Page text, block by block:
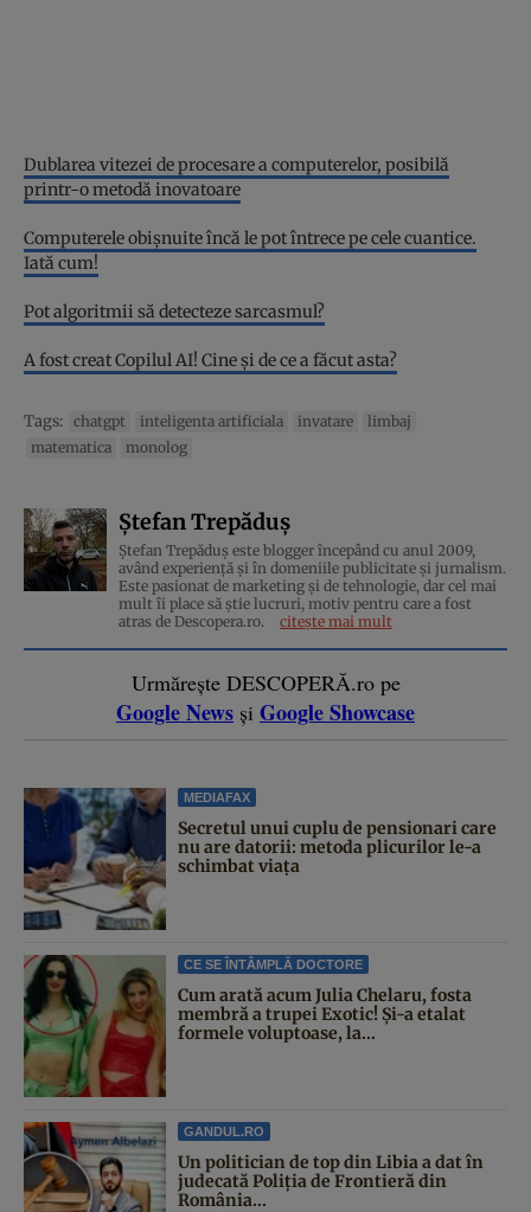
Dublarea vitezei de procesare a computerelor, posibilă
printr-o metodă inovatoare
Computerele obișnuite încă le pot întrece pe cele cuantice.
Iată cum!
Pot algoritmii să detecteze sarcasmul?
A fost creat Copilul AI! Cine și de ce a făcut asta?
Tags: chatgpt inteligenta artificiala invatare
limbaj
matematica
monolog
Ștefan Trepăduș
Ștefan Trepăduș este blogger începând cu anul 2009,
având experiență și în domeniile publicitate și jurnalism.
Este pasionat de marketing și de tehnologie, dar cel mai
mult îi place să știe lucruri, motiv pentru care a fost
atras de Descopera.ro.
citește mai mult
Urmărește DESCOPERĂ.ro pe
Google News și Google Showcase
MEDIAFAX
Secretul unui cuplu de pensionari care
nu are datorii: metoda plicurilor le-a
schimbat viața
CE SE ÎNTÂMPLĂ DOCTORE
Cum arată acum Julia Chelaru, fosta
membră a trupei Exotic! Și-a etalat
formele voluptoase, la...
GANDUL.RO
Un politician de top din Libia a dat în
judecată Poliția de Frontieră din
România...